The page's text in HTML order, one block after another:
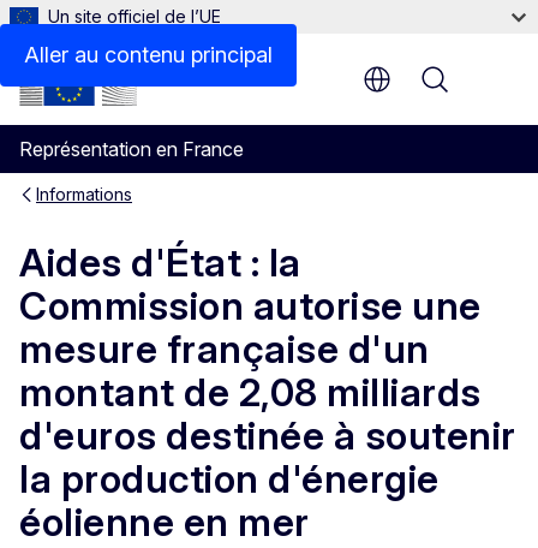
Aller au contenu principal
Un site officiel de l’UE
Représentation en France
Menu
Informations
Aides d'État : la
Commission autorise une
mesure française d'un
montant de 2,08 milliards
d'euros destinée à soutenir
la production d'énergie
éolienne en mer